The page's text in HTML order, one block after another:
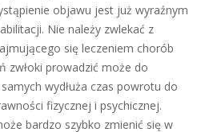
objawu jest już wyraźnym
Nie należy zwlekać z
się leczeniem chorób
zwłoki prowadzić może do
wydłuża czas powrotu do
fizycznej i psychicznej.
bardzo szybko zmienić się w